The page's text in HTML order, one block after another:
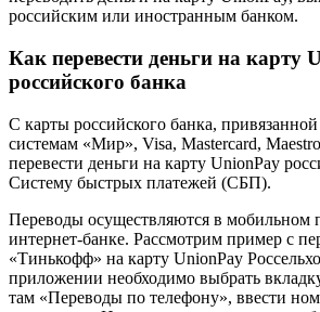
российским или иностранным банком.
Как перевести деньги на карту
российского банка
С карты российского банка,
системам «Мир», Visa, Mastercard,
перевести деньги на карту UnionPay
Систему быстрых платежей (СБП).
Переводы осуществляются в мобильном
интернет-банке. Рассмотрим пример с
«Тинькофф» на карту UnionPay
приложении необходимо выбрать
там «Переводы по телефону», ввести